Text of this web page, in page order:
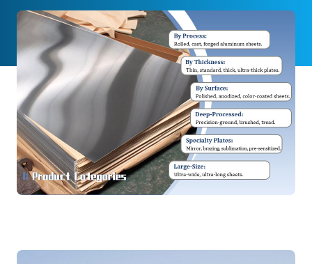
Applicazioni
Le nostre lamiere e lastre in alluminio svolgono un
ruolo fondamentale in un'ampia gamma di settori
industriali in tutto il mondo.